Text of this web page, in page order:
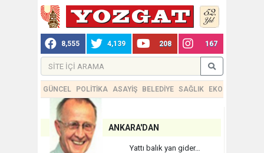
8,555 4,139 208 167
GÜNCEL POLİTİKA ASAYİŞ BELEDİYE SAĞLIK EKONOMİ
ANKARA'DAN
Yattı balık yan gider…